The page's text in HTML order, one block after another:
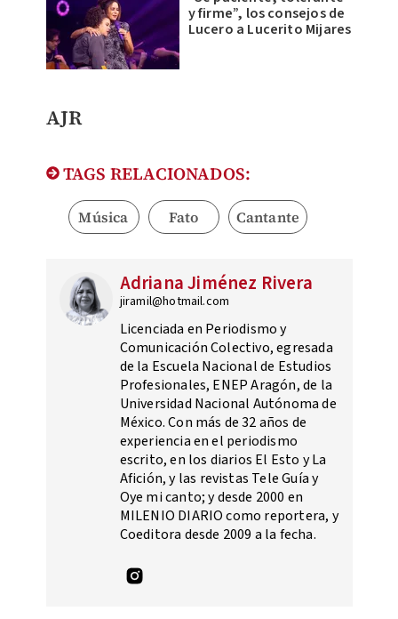
y firme”, los consejos de
Lucero a Lucerito Mijares
AJR
TAGS RELACIONADOS:
Música Fato Cantante
Adriana Jiménez Rivera
jiramil@hotmail.com
Licenciada en Periodismo y
Comunicación Colectivo, egresada
de la Escuela Nacional de Estudios
Profesionales, ENEP Aragón, de la
Universidad Nacional Autónoma de
México. Con más de 32 años de
experiencia en el periodismo
escrito, en los diarios El Esto y La
Afición, y las revistas Tele Guía y
Oye mi canto; y desde 2000 en
MILENIO DIARIO como reportera, y
Coeditora desde 2009 a la fecha.